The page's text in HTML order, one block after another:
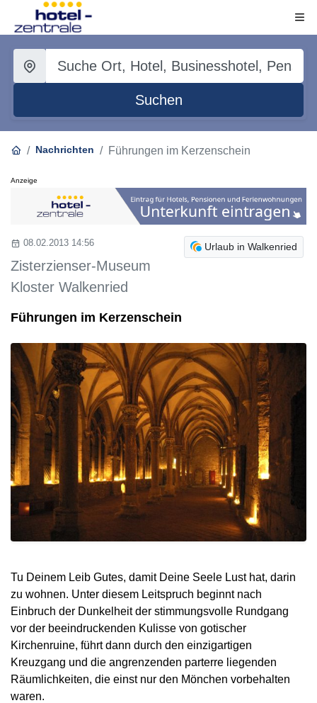
Suchen
Nachrichten Führungen im Kerzenschein
Anzeige
Urlaub in Walkenried
08.02.2013 14:56
Zisterzienser-Museum
Kloster Walkenried
Führungen im Kerzenschein
Tu Deinem Leib Gutes, damit Deine Seele Lust hat, darin
zu wohnen. Unter diesem Leitspruch beginnt nach
Einbruch der Dunkelheit der stimmungsvolle Rundgang
vor der beeindruckenden Kulisse von gotischer
Kirchenruine, führt dann durch den einzigartigen
Kreuzgang und die angrenzenden parterre liegenden
Räumlichkeiten, die einst nur den Mönchen vorbehalten
waren.